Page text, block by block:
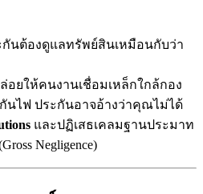
กันต้องดูแลทรัพย์สินเหมือนกับว่า
ยให้คนงานเชื่อมเหล็กใกล้กอง
นไฟ ประกันอาจอ้างว่าคุณไม่ได้
และปฏิเสธเคลมฐานประมาท
Negligence)